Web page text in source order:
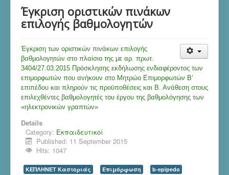
Έγκριση οριστικών πινάκων
επιλογής βαθμολογητών
Έγκριση των οριστικών πινάκων επιλογής
βαθμολογητών στο πλαίσιο της με αρ. πρωτ.
3404/27.03.2015 Πρόσκλησης εκδήλωσης ενδιαφέροντος των
επιμορφωτών που ανήκουν στο Μητρώο Επιμορφωτών Β’
επιπέδου και πληρούν τις προϋποθέσεις και Β. Ανάθεση στους
επιλεχθέντες βαθμολογητές του έργου της βαθμολόγησης των
«ηλεκτρονικών γραπτών»
Details
Category: Εκπαιδευτικοί
Published: 11 September 2015
Hits: 1047
ΚΕΠΛΗΝΕΤ Καστοριάς Επιμόρφωση b-epipedo